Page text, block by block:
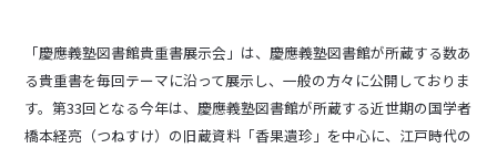
「慶應義塾図書館貴重書展示会」は、慶應義塾図書館が所蔵する数あ
る貴重書を毎回テーマに沿って展示し、一般の方々に公開しておりま
す。第33回となる今年は、慶應義塾図書館が所蔵する近世期の国学者
橋本経亮（つねすけ）の旧蔵資料「香果遺珍」を中心に、江戸時代の